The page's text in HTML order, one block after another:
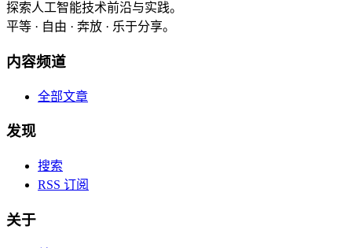
探索人工智能技术前沿与实践。
平等 · 自由 · 奔放 · 乐于分享。
内容频道
全部文章
发现
搜索
RSS 订阅
关于